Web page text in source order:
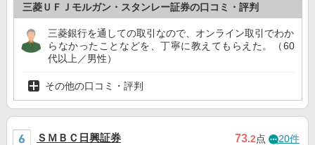
三菱ＵＦＪモルガン・スタンレー証券の口コミ・評判
三菱銀行を通しての取引なので、オンライン取引でわか
らなかったことなどを、丁寧に教えてもらえた。（60
代以上／男性）
その他の口コミ・評判
ＳＭＢＣ日興証券 73.2点 20件